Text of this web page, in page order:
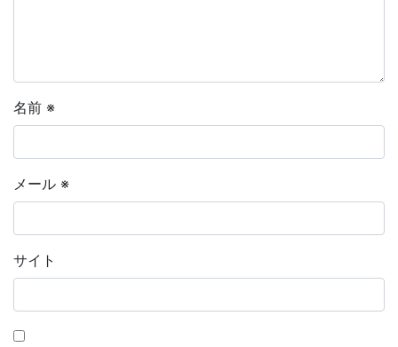
名前 ※
メール ※
サイト